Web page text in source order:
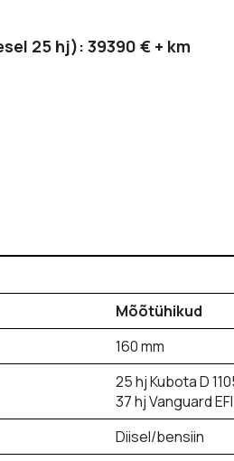
25 hj): 39390 € + km
Mõõtühikud
160 mm
25 hj Kubota D
37 hj Vanguard EFI
Diisel/bensiin